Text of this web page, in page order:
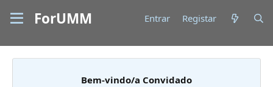
ForUMM Entrar Registar
Bem-vindo/a Convidado